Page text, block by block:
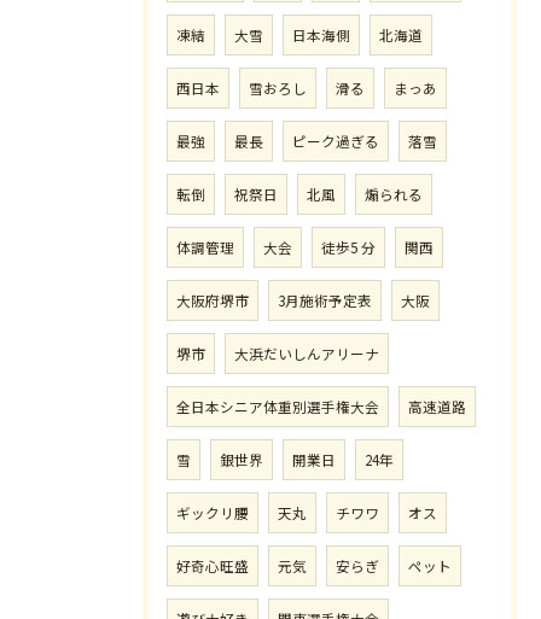
凍結 大雪 日本海側 北海道
西日本 雪おろし 滑る まっあ
最強 最長 ピーク過ぎる 落雪
転倒 祝祭日 北風 煽られる
体調管理 大会 徒歩5 分 関西
大阪府堺市 3月施術予定表 大阪
堺市 大浜だいしんアリーナ
全日本シニア体重別選手権大会 高速道路
雪 銀世界 開業日 24年
ギックリ腰 天丸 チワワ オス
好奇心旺盛 元気 安らぎ ペット